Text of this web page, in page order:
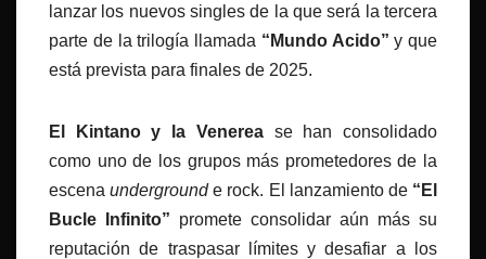
lanzar los nuevos singles de la que será la tercera
parte de la trilogía llamada “Mundo Acido” y que
está prevista para finales de 2025.
El Kintano y la Venerease han consolidado
como uno de los grupos más prometedores de la
escenaundergrounde rock. El lanzamiento de “El
Bucle Infinito” promete consolidar aún más su
reputación de traspasar límites y desafiar a los